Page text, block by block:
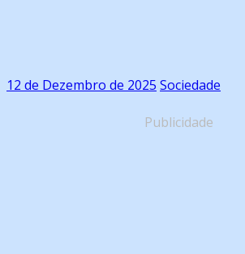
12 de Dezembro de 2025 Sociedade
Publicidade